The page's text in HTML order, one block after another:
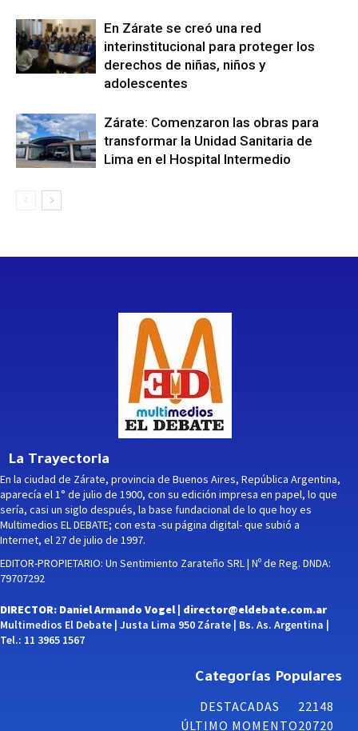
En Zárate se creó una red
interinstitucional para proteger los
derechos de niñas, niños y
adolescentes
Zárate: Comenzaron las obras para
transformar la Unidad Sanitaria de
Lima en el Hospital Intermedio
La Trayectoria
En la ciudad de Zárate, provincia de Buenos Aires, República Argentina,
aparecía el 1° de julio de 1900, con su edición impresa en papel, lo que
sería, casi un siglo después, la base fundacional de lo que hoy es
Multimedios EL DEBATE; con esta -su página digital- que subió a
Internet, el 27 de julio de 1997.
EDITOR-PROPIETARIO: Un Sentimiento Zarateño SRL | Nº de Reg. DNDA:
79707292
DIRECTOR: Daniel Armando Vogel | director@eldebate.com.ar
Multimedios El Debate | Justa Lima 950 Zárate | Bs. As. Argentina |
Tel.: 11 3965 1567
Categorías Populares
DESTACADAS
22148
ÚLTIMO MOMENTO20720